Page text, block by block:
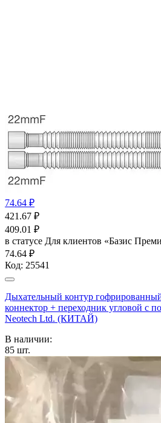
74.64 ₽
421.67 ₽
409.01 ₽
в статусе Для клиентов «Базис
74.64 ₽
Код: 25541
Дыхательный контур
коннектор + переходник угловой с
Neotech Ltd. (КИТАЙ)
В наличии:
85 шт.